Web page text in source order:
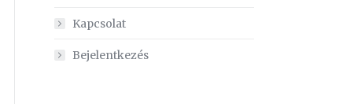
Kapcsolat
Bejelentkezés